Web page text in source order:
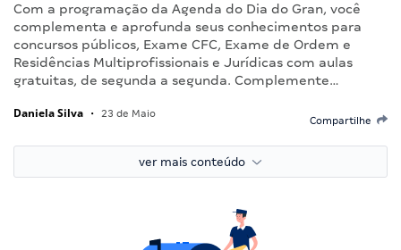
Com a programação da Agenda do Dia do Gran, você
complementa e aprofunda seus conhecimentos para
concursos públicos, Exame CFC, Exame de Ordem e
Residências Multiprofissionais e Jurídicas com aulas
gratuitas, de segunda a segunda. Complemente…
Daniela Silva • 23 de Maio
Compartilhe
ver mais conteúdo